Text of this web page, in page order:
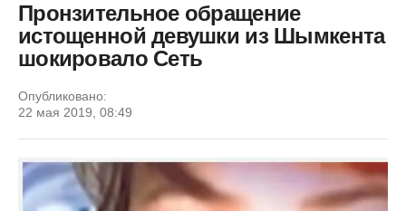
Пронзительное обращение
истощенной девушки из Шымкента
шокировало Сеть
Опубликовано:
22 мая 2019, 08:49